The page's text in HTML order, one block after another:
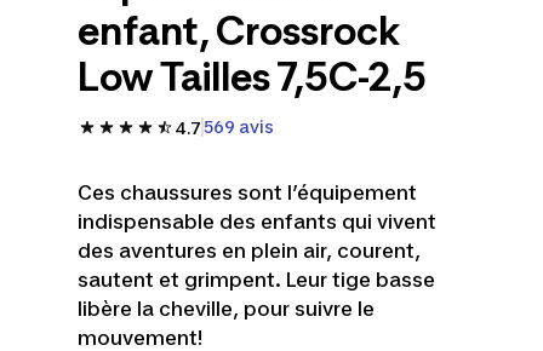
enfant, Crossrock
Low Tailles 7,5C-2,5
4.7569 avis
Ces chaussures sont l’équipement
indispensable des enfants qui vivent
des aventures en plein air, courent,
sautent et grimpent. Leur tige basse
libère la cheville, pour suivre le
mouvement!